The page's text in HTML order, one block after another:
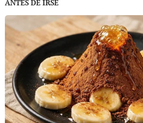
ANTES DE IRSE